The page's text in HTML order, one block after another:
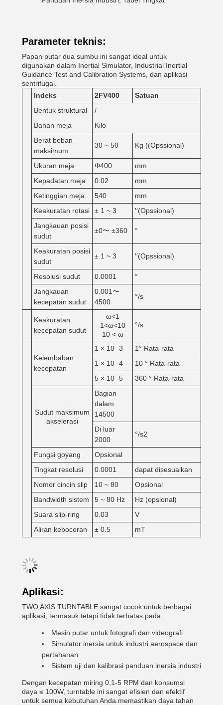
Parameter teknis:
Papan putar dua sumbu ini sangat ideal untuk
digunakan dalam Inertial Simulator, Industrial Inertial
Guidance Test and Calibration Systems, dan aplikasi
sentrifugal.
Indeks
2FV400
Satuan
Bentuk struktural
/
Bahan meja
Kilo
Berat beban
maksimum
30 ~ 50 Kg ((Opssional)
Ukuran meja Φ400
mm
Kepadatan meja
0.02
mm
Ketinggian meja
540
mm
Keakuratan rotasi
± 1 ~ 3
′′(Opssional)
Jangkauan posisi
sudut
±0〜 ±360 °
Keakuratan posisi
sudut
± 1 ~ 3 ′′(Opssional)
Resolusi sudut 0.0001
°
Jangkauan
kecepatan sudut
0.001〜
4500
°/s
Keakuratan
kecepatan sudut
ω<1
1<ω<10
10 < ω
°/s
Kelembaban
kecepatan
1 × 10 -3
1° Rata-rata
1 × 10 -4
10 ° Rata-rata
5 × 10 -5
360 ° Rata-rata
Sudut maksimum
akselerasi
Bagian
dalam
14500
Di luar
2000
°/s2
Fungsi goyang
Opsional
Tingkat resolusi
0.0001
dapat disesuaikan
Nomor cincin slip
10 ~ 80
Opsional
Bandwidth sistem
5 ~ 80 Hz
Hz (opsional)
Suara slip-ring
0.03
V
Aliran kebocoran
± 0.5 mT
Aplikasi:
TWO AXIS TURNTABLE sangat cocok untuk berbagai
aplikasi, termasuk tetapi tidak terbatas pada:
Mesin putar untuk fotografi dan videografi
Simulator inersia untuk industri aerospace dan
pertahanan
Sistem uji dan kalibrasi panduan inersia industri
Dengan kecepatan miring 0,1-5 RPM dan konsumsi
daya ≤ 100W, turntable ini sangat efisien dan efektif
untuk semua kebutuhan Anda.memastikan daya tahan